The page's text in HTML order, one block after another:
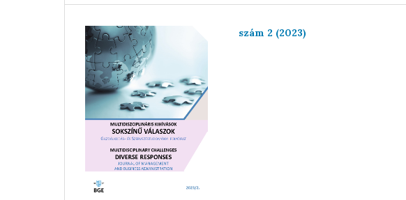
szám 2 (2023)